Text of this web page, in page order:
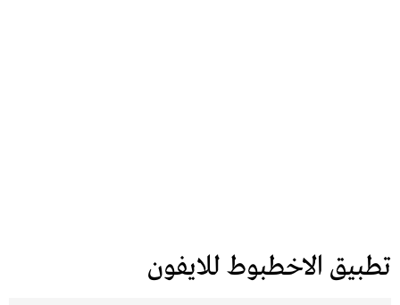
تطبيق الاخطبوط للايفون